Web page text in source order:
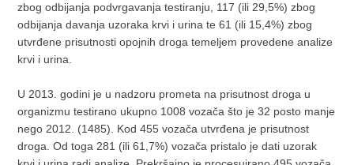
zbog odbijanja podvrgavanja testiranju, 117 (ili 29,5%) zbog
odbijanja davanja uzoraka krvi i urina te 61 (ili 15,4%) zbog
utvrđene prisutnosti opojnih droga temeljem provedene analize
krvi i urina.
U 2013. godini je u nadzoru prometa na prisutnost droga u
organizmu testirano ukupno 1008 vozača što je 32 posto manje
nego 2012. (1485). Kod 455 vozača utvrđena je prisutnost
droga. Od toga 281 (ili 61,7%) vozača pristalo je dati uzorak